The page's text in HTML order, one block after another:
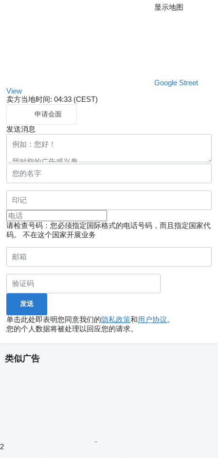
显示地图
Google Street
View
卖方当地时间: 04:33 (CEST)
申请会面
发送消息
请检查号码：您必须指定国际格式的电话号码，而且指定国家代
码。
不在这个国家开展业务
单击此处即表明您同意我们的隐私政策和用户协议。
您的个人数据将被处理以回应您的请求。
类似广告
2